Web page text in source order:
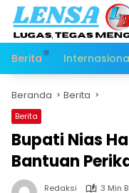
Langsung
konten
Berita
Beranda Berita
Berita
Bupati Nias
Bantuan
Redaksi
3 Min